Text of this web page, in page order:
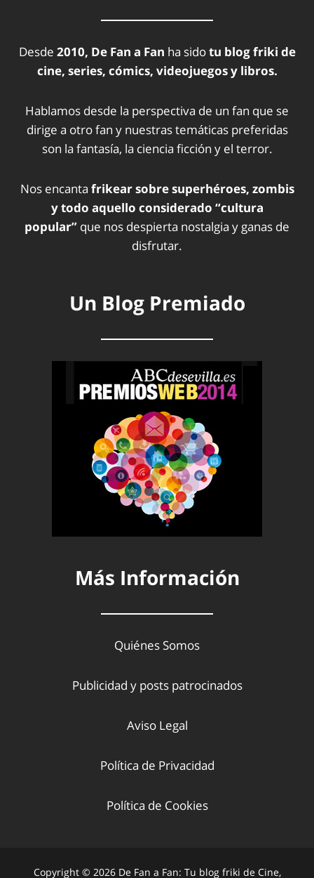
Desde 2010, De Fan a Fan ha sidotu blog friki de
cine, series, cómics, videojuegos y libros.
Hablamos desde la perspectiva de un fan que se
dirige a otro fan y nuestras temáticas preferidas
son la fantasía, la ciencia ficción y el terror.
Nos encanta frikear sobre superhéroes, zombis
y todo aquello considerado “cultura
popular” que nos despierta nostalgia y ganas de
disfrutar.
Un Blog Premiado
Más Información
Quiénes Somos
Publicidad y posts patrocinados
Aviso Legal
Política de Privacidad
Política de Cookies
Copyright © 2026 De Fan a Fan: Tu blog friki de Cine,